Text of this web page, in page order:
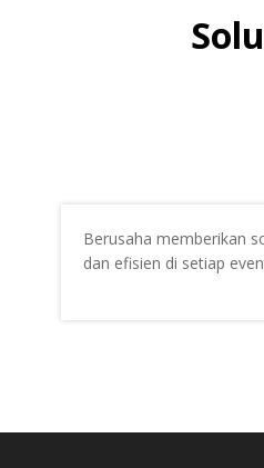
Berusaha memberikan
dan efisien di setiap